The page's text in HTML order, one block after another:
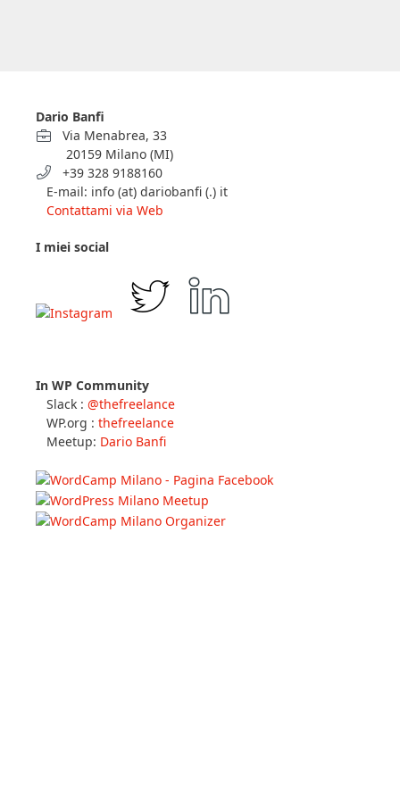
Dario Banfi
Via Menabrea, 33
20159 Milano (MI)
+39 328 9188160
E-mail: info (at) dariobanfi (.) it
Contattami via Web
I miei social
In WP Community
Slack : @thefreelance
WP.org : thefreelance
Meetup: Dario Banfi